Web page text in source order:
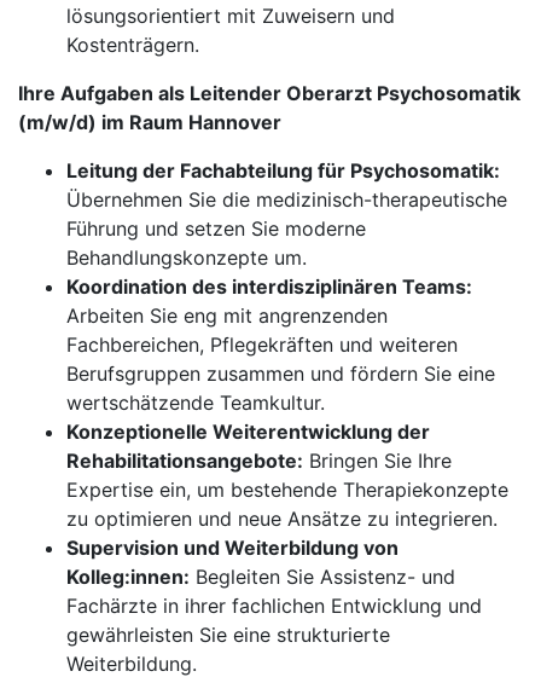
lösungsorientiert mit Zuweisern und
Kostenträgern.
Ihre Aufgaben als Leitender Oberarzt Psychosomatik
(m/w/d) im Raum Hannover
Leitung der Fachabteilung für Psychosomatik:
Übernehmen Sie die medizinisch-therapeutische
Führung und setzen Sie moderne
Behandlungskonzepte um.
Koordination des interdisziplinären Teams:
Arbeiten Sie eng mit angrenzenden
Fachbereichen, Pflegekräften und weiteren
Berufsgruppen zusammen und fördern Sie eine
wertschätzende Teamkultur.
Konzeptionelle Weiterentwicklung der
Rehabilitationsangebote: Bringen Sie Ihre
Expertise ein, um bestehende Therapiekonzepte
zu optimieren und neue Ansätze zu integrieren.
Supervision und Weiterbildung von
Kolleg:innen: Begleiten Sie Assistenz- und
Fachärzte in ihrer fachlichen Entwicklung und
gewährleisten Sie eine strukturierte
Weiterbildung.